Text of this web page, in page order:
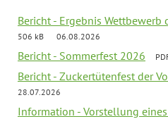
Bericht - Ergebnis Wettbewerb
506 kB
06.08.2026
Bericht - Sommerfest 2026
Bericht - Zuckertütenfest der
28.07.2026
Information - Vorstellung